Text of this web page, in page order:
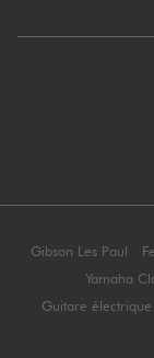
Gibson Les Paul
Yamaha
Guitare